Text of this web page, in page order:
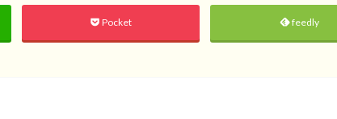
Pocket feedly